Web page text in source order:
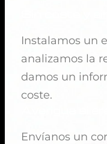
Instalamos un
analizamos la
damos un
coste.
Envíanos un